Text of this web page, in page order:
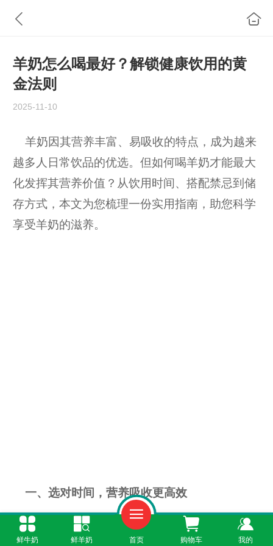
羊奶怎么喝最好？解锁健康饮用的黄
金法则
2025-11-10
羊奶因其营养丰富、易吸收的特点，成为越来
越多人日常饮品的优选。但如何喝羊奶才能最大
化发挥其营养价值？从饮用时间、搭配禁忌到储
存方式，本文为您梳理一份实用指南，助您科学
享受羊奶的滋养。
一、选对时间，营养吸收更高效
早晨空腹饮用：羊奶中的蛋白质和矿物质能快
鲜牛奶 鲜羊奶 首页 购物车 我的